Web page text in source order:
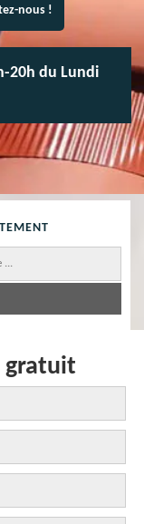
nous !
20h du Lundi
gratuit